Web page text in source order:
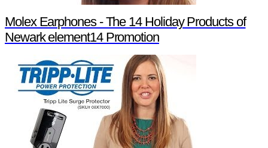
Molex Earphones - The 14 Holiday Products of
Newark element14 Promotion